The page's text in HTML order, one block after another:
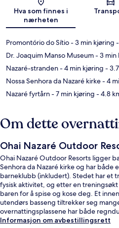
Kart
Hva som finnes i
nærheten
Promontório do Sítio- 3 min kjøring
Dr. Joaquim Manso Museum- 3 min
Nazaré-stranden- 4 min kjøring -
Nossa Senhora da Nazaré kirke- 4
Nazaré fyrtårn- 7 min kjøring - 4.8
Om dette
Ohai Nazaré Outdoor
Ohai Nazaré Outdoor Resorts ligger
Senhora da Nazaré kirke og har både
barneklubb (inkludert). Stedet har et
fysisk aktivitet, og etter en
baren for å spise og kose deg. Et
utendørs basseng tiltrekker seg
overnattingsplassene har både
Informasjon om avbestillingsrett